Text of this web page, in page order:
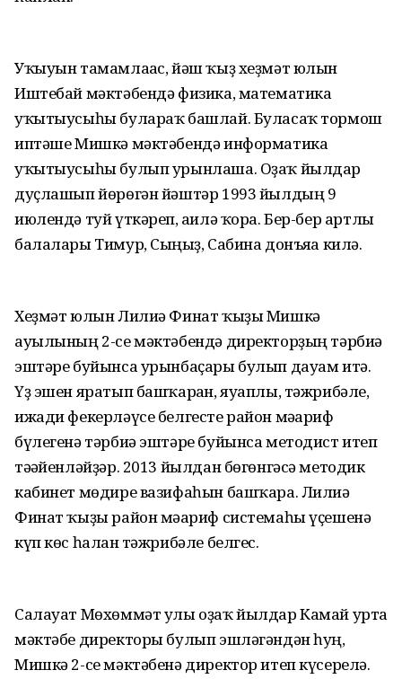
Уҡыуын тамамлағас, йәш ҡыҙ хеҙмәт юлын
Иштебай мәктәбендә физика, математика
уҡытыусыһы булараҡ башлай. Буласаҡ тормош
иптәше Мишкә мәктәбендә информатика
уҡытыусыһы булып урынлаша. Оҙаҡ йылдар
дуҫлашып йөрөгән йәштәр 1993 йылдың 9
июлендә туй үткәреп, ғаилә ҡора. Бер-бер артлы
балалары Тимур, Сыңғыҙ, Сабина донъяға килә.
Хеҙмәт юлын Лилиә Финат ҡыҙы Мишкә
ауылының 2-се мәктәбендә директорҙың тәрбиә
эштәре буйынса урынбаҫары булып дауам итә.
Үҙ эшен яратып башҡарған, яуаплы, тәжрибәле,
ижади фекерләүсе белгесте район мәғариф
бүлегенә тәрбиә эштәре буйынса методист итеп
тәғәйенләйҙәр. 2013 йылдан бөгөнгәсә методик
кабинет мөдире вазифаһын башҡара. Лилиә
Финат ҡыҙы район мәғариф системаһы үҫешенә
күп көс һалған тәжрибәле белгес.
Салауат Мөхөммәт улы оҙаҡ йылдар Камай урта
мәктәбе директоры булып эшләгәндән һуң,
Мишкә 2-се мәктәбенә директор итеп күсерелә.